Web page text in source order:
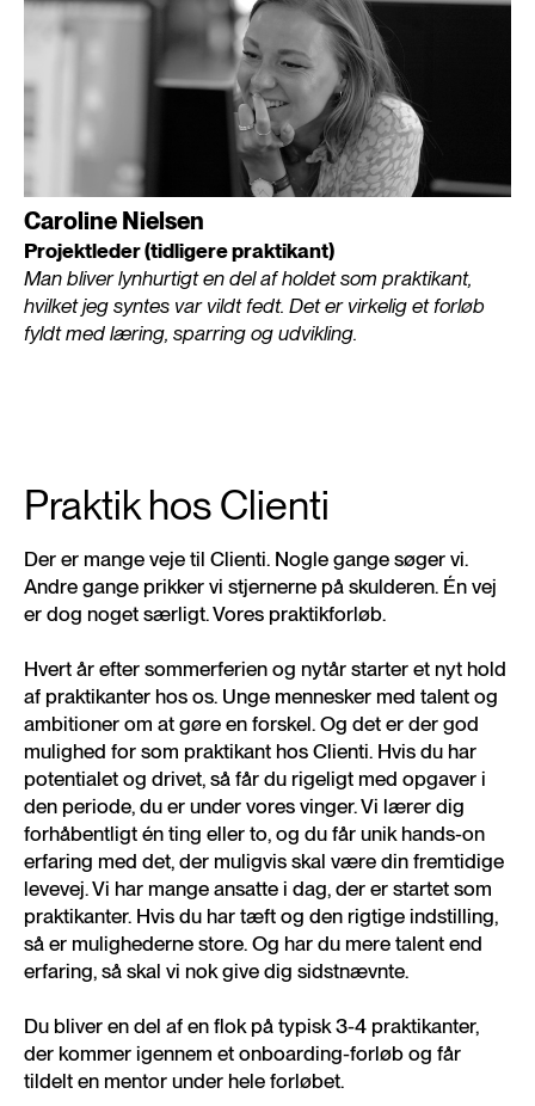
Caroline Nielsen
Projektleder (tidligere praktikant)
Man bliver lynhurtigt en del af holdet som praktikant,
hvilket jeg syntes var vildt fedt. Det er virkelig et forløb
fyldt med læring, sparring og udvikling.
Praktik hos Clienti
Der er mange veje til Clienti. Nogle gange søger vi.
Andre gange prikker vi stjernerne på skulderen. Én vej
er dog noget særligt. Vores praktikforløb.
Hvert år efter sommerferien og nytår starter et nyt hold
af praktikanter hos os. Unge mennesker med talent og
ambitioner om at gøre en forskel. Og det er der god
mulighed for som praktikant hos Clienti. Hvis du har
potentialet og drivet, så får du rigeligt med opgaver i
den periode, du er under vores vinger. Vi lærer dig
forhåbentligt én ting eller to, og du får unik hands-on
erfaring med det, der muligvis skal være din fremtidige
levevej. Vi har mange ansatte i dag, der er startet som
praktikanter. Hvis du har tæft og den rigtige indstilling,
så er mulighederne store. Og har du mere talent end
erfaring, så skal vi nok give dig sidstnævnte.
Du bliver en del af en flok på typisk 3-4 praktikanter,
der kommer igennem et onboarding-forløb og får
tildelt en mentor under hele forløbet.